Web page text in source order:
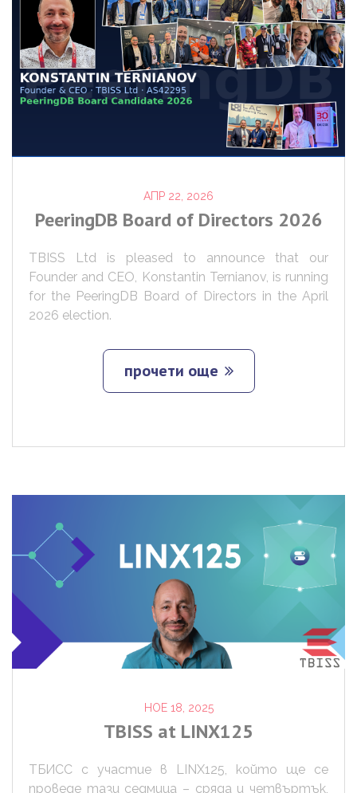
АПР 22, 2026
PeeringDB Board of Directors 2026
TBISS Ltd is pleased to announce that our
Founder and CEO, Konstantin Ternianov, is running
for the PeeringDB Board of Directors in the April
2026 election.
прочети още
НОЕ 18, 2025
TBISS at LINX125
ТБИСС с участие в LINX125, който ще се
проведе тази седмица – сряда и четвъртък,